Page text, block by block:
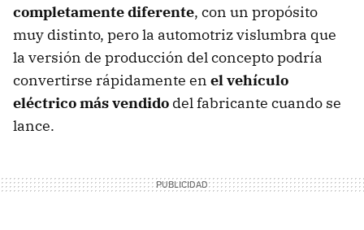
completamente diferente, con un propósito
muy distinto, pero la automotriz vislumbra que
la versión de producción del concepto podría
convertirse rápidamente en el vehículo
eléctrico más vendido del fabricante cuando se
lance.